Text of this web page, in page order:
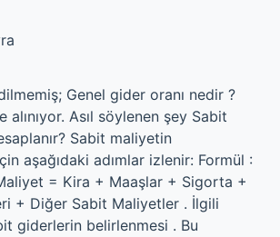
Genel gider oranı nedir ?
alınıyor. Asıl söylenen şey Sabit
Sabit maliyetin
aşağıdaki adımlar izlenir: Formül :
= Kira + Maaşlar + Sigorta +
+ Diğer Sabit Maliyetler . İlgili
giderlerin belirlenmesi . Bu